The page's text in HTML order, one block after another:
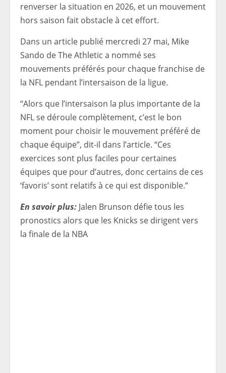
renverser la situation en 2026, et un mouvement
hors saison fait obstacle à cet effort.
Dans un article publié mercredi 27 mai, Mike
Sando de The Athletic a nommé ses
mouvements préférés pour chaque franchise de
la NFL pendant l’intersaison de la ligue.
“Alors que l’intersaison la plus importante de la
NFL se déroule complètement, c’est le bon
moment pour choisir le mouvement préféré de
chaque équipe”, dit-il dans l’article. “Ces
exercices sont plus faciles pour certaines
équipes que pour d’autres, donc certains de ces
‘favoris’ sont relatifs à ce qui est disponible.”
En savoir plus: Jalen Brunson défie tous les
pronostics alors que les Knicks se dirigent vers
la finale de la NBA